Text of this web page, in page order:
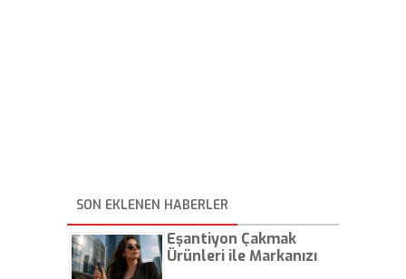
SON EKLENEN HABERLER
Eşantiyon Çakmak
Ürünleri ile Markanızı